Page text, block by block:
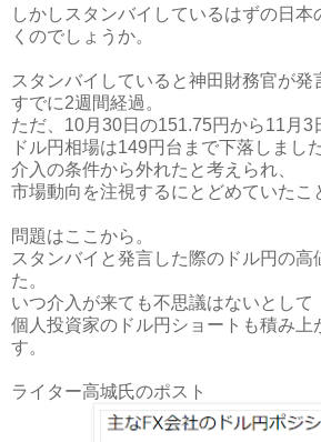
しかしスタンバイしているはずの日本
くのでしょうか。
スタンバイしていると神田財務官が発
すでに2週間経過。
ただ、10月30日の151.75円から11月3
ドル円相場は149円台まで下落しまし
介入の条件から外れたと考えられ、
市場動向を注視するにとどめていたこ
問題はここから。
スタンバイと発言した際のドル円の高
た。
いつ介入が来ても不思議はないとして
個人投資家のドル円ショートも積み上
す。
ライター高城氏のポスト